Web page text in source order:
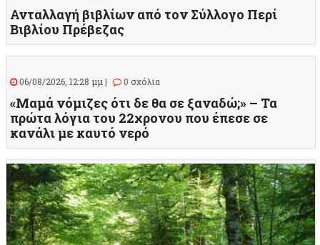
Ανταλλαγή βιβλίων από τον Σύλλογο Περί
Βιβλίου Πρέβεζας
06/08/2026, 12:28 μμ | 0 σχόλια
«Μαμά νόμιζες ότι δε θα σε ξαναδώ;» – Τα
πρώτα λόγια του 22χρονου που έπεσε σε
κανάλι με καυτό νερό